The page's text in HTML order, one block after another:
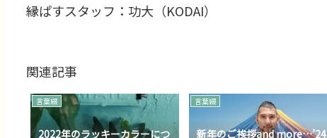
縁ぱすスタッフ：功大（KODAI）
関連記事
言葉綴
2022年のラッキーカラーにつ
言葉綴
新年のご挨拶and more…’24